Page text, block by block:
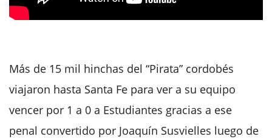
Más de 15 mil hinchas del “Pirata” cordobés
viajaron hasta Santa Fe para ver a su equipo
vencer por 1 a 0 a Estudiantes gracias a ese
penal convertido por Joaquín Susvielles luego de